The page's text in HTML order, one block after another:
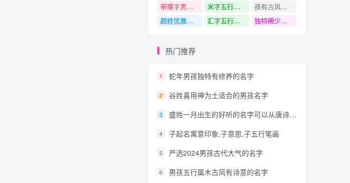
带璨字男孩名字
米字五行是什么
孩有古风诗意的男孩名字
颜姓优雅脱俗的名字
汇字五行是什么 独特稀少干净的男孩名字
热门推荐
1 蛇年男孩独特有修养的名字
2 谷姓喜用神为土适合的男孩名字
3 盛姓一月出生的好听的名字可以从唐诗中取什么的
4 子起名寓意印象,子意思,子五行笔画
5 严选2024男孩古代大气的名字
6 男孩五行属木古风有诗意的名字